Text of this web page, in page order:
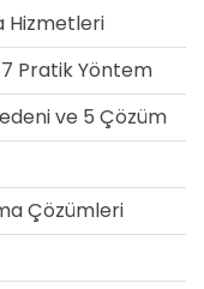
Hizmetleri
7 Pratik Yöntem
ve 5 Çözüm
Çözümleri